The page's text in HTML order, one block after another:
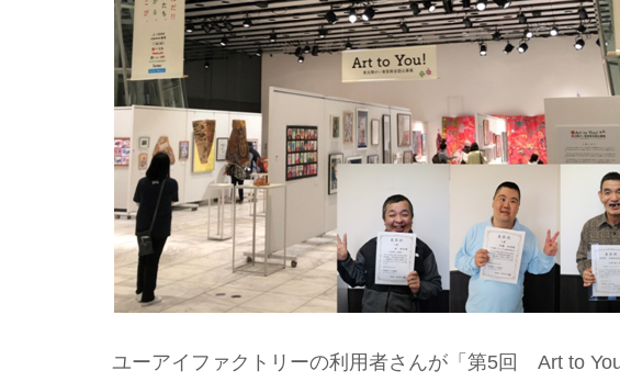
ユーアイファクトリーの利用者さんが「第5回 Art to